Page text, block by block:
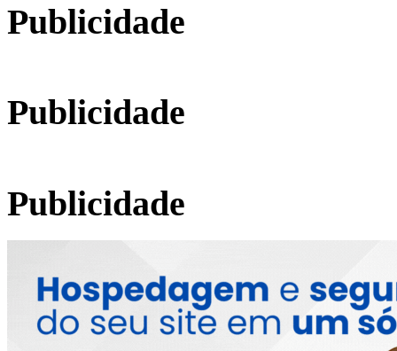
Publicidade
Publicidade
Publicidade